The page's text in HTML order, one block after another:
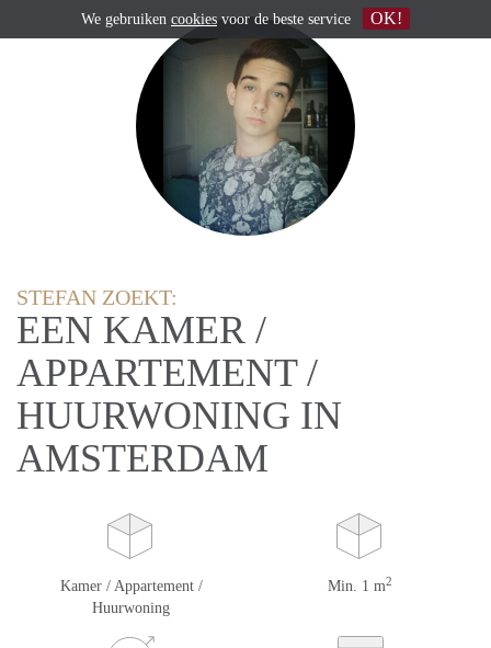
STEFAN ZOEKT:
EEN KAMER /
APPARTEMENT /
HUURWONING IN
AMSTERDAM
Kamer / Appartement /
Huurwoning
Min. 1 m2
We gebruiken cookies voor de beste service OK!